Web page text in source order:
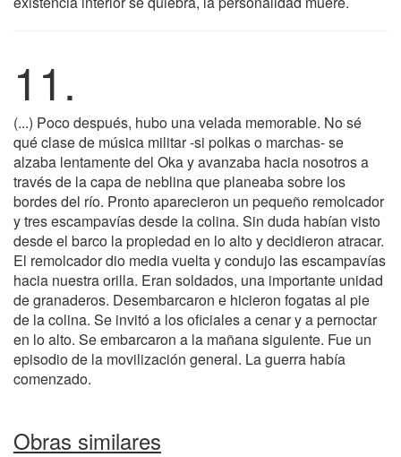
11.
(...) Poco después, hubo una velada memorable. No sé
qué clase de música militar -si polkas o marchas- se
alzaba lentamente del Oka y avanzaba hacia nosotros a
través de la capa de neblina que planeaba sobre los
bordes del río. Pronto aparecieron un pequeño remolcador
y tres escampavías desde la colina. Sin duda habían visto
desde el barco la propiedad en lo alto y decidieron atracar.
El remolcador dio media vuelta y condujo las escampavías
hacia nuestra orilla. Eran soldados, una importante unidad
de granaderos. Desembarcaron e hicieron fogatas al pie
de la colina. Se invitó a los oficiales a cenar y a pernoctar
en lo alto. Se embarcaron a la mañana siguiente. Fue un
episodio de la movilización general. La guerra había
comenzado.
Obras similares